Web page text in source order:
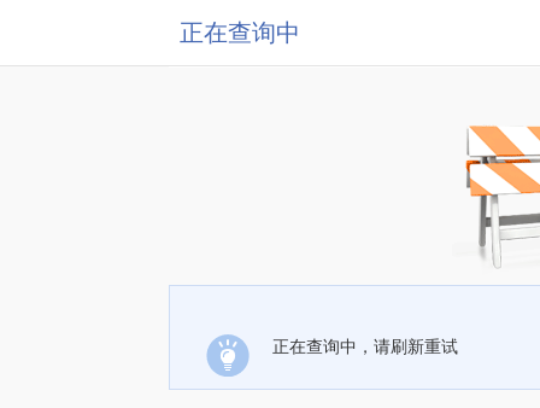
正在查询中
正在查询中，请刷新重试